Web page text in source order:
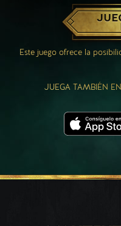
Este juego ofrece la
JUEGA TAMBIÉN